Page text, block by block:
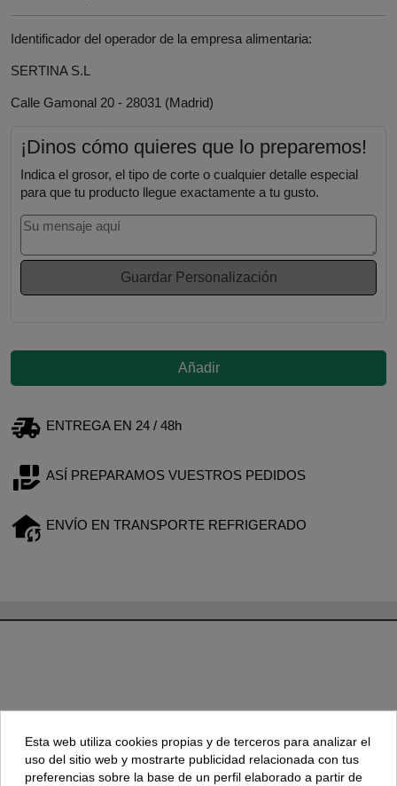
Identificador del operador de la empresa alimentaria:
SERTINA S.L
Calle Gamonal 20 - 28031 (Madrid)
¡Dinos cómo quieres que lo preparemos!
Indica el grosor, el tipo de corte o cualquier detalle especial
para que tu producto llegue exactamente a tu gusto.
Guardar Personalización
Añadir
ENTREGA EN 24 / 48h
ASÍ PREPARAMOS VUESTROS PEDIDOS
ENVÍO EN TRANSPORTE REFRIGERADO
Esta web utiliza cookies propias y de terceros para analizar el
uso del sitio web y mostrarte publicidad relacionada con tus
preferencias sobre la base de un perfil elaborado a partir de